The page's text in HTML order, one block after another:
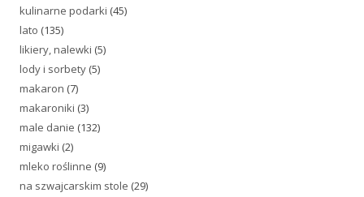
kulinarne podarki (45)
lato (135)
likiery, nalewki (5)
lody i sorbety (5)
makaron (7)
makaroniki (3)
male danie (132)
migawki (2)
mleko roślinne (9)
na szwajcarskim stole (29)